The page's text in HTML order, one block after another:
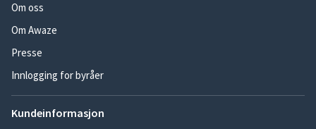
Om oss
Om Awaze
Presse
Innlogging for byråer
Kundeinformasjon